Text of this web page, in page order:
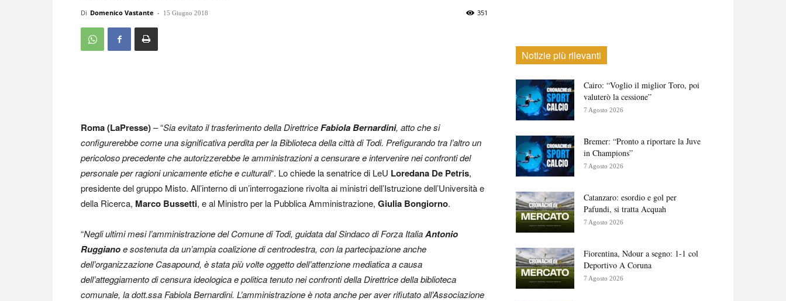
Di Domenico Vastante - 15 Giugno 2018 351
Roma (LaPresse)– “Sia evitato il trasferimento della DirettriceFabiola Bernardini, atto che si
configurerebbe come una significativa perdita per la Biblioteca della città di Todi. Prefigurando tra l’altro un
pericoloso precedente che autorizzerebbe le amministrazioni a censurare e intervenire nei confronti del
personale per ragioni unicamente etiche e culturali“. Lo chiede la senatrice di LeU Loredana De Petris,
presidente del gruppo Misto. All’interno di un’interrogazione rivolta ai ministri dell’Istruzione dell’Università e
della Ricerca, Marco Bussetti, e al Ministro per la Pubblica Amministrazione, Giulia Bongiorno.
“Negli ultimi mesi l’amministrazione del Comune di Todi, guidata dal Sindaco di Forza ItaliaAntonio
Ruggianoe sostenuta da un’ampia coalizione di centrodestra, con la partecipazione anche
dell’organizzazione Casapound, è stata più volte oggetto dell’attenzione mediatica a causa
dell’atteggiamento di censura ideologica e politica tenuto nei confronti della Direttrice della biblioteca
comunale, la dott.ssa Fabiola Bernardini. L’amministrazione è nota anche per aver rifiutato all’Associazione
Notizie più rilevanti
Cairo: “Voglio il miglior Toro, poi
valuterò la cessione”
7 Agosto 2026
Bremer: “Pronto a riportare la Juve
in Champions”
7 Agosto 2026
Catanzaro: esordio e gol per
Pafundi, si tratta Acquah
7 Agosto 2026
Fiorentina, Ndour a segno: 1-1 col
Deportivo A Coruna
7 Agosto 2026